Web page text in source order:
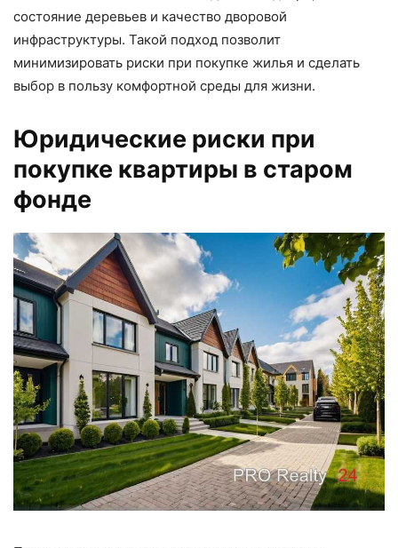
состояние деревьев и качество дворовой
инфраструктуры. Такой подход позволит
минимизировать риски при покупке жилья и сделать
выбор в пользу комфортной среды для жизни.
Юридические риски при
покупке квартиры в старом
фонде